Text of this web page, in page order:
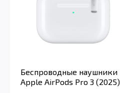
Беспроводные наушники
Apple AirPods Pro 3 (2025)